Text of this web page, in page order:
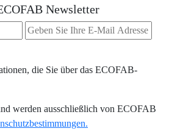
Newsletter
die Sie über das ECOFAB-
werden ausschließlich von ECOFAB